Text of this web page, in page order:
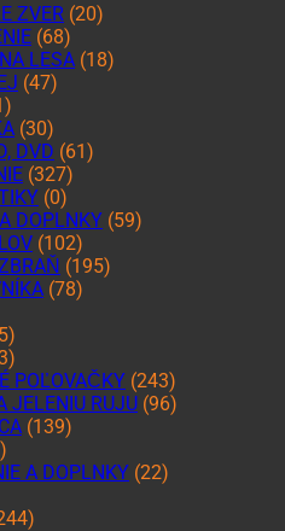
ZVER (20)
(68)
LESA (18)
(47)
(30)
DVD (61)
(327)
(0)
DOPLNKY (59)
(102)
(195)
(78)
POĽOVAČKY (243)
JELENIU RUJU (96)
(139)
A DOPLNKY (22)